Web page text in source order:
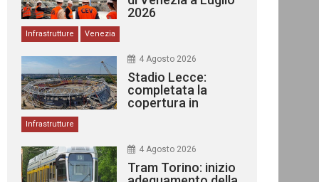
2026
Infrastrutture Venezia
4 Agosto 2026
Stadio Lecce:
completata la
copertura in
Infrastrutture
4 Agosto 2026
Tram Torino: inizio